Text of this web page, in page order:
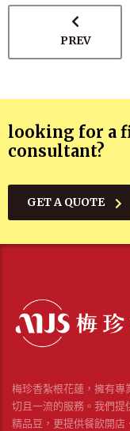
PREV
looking for a
consultant?
GET A QUOTE
梅珍香紮根花蓮，擁有
切且一流的服務。我們提
精品豆，更提供餐飲開店